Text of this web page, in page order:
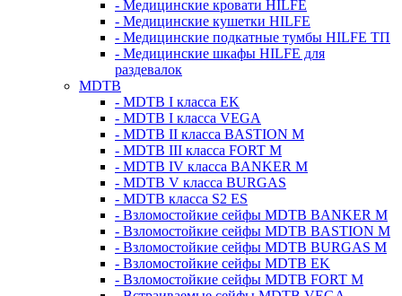
- Медицинские кровати HILFE
- Медицинские кушетки HILFE
- Медицинские подкатные тумбы HILFE ТП
- Медицинские шкафы HILFE для
раздевалок
MDTB
- MDTB I класса EK
- MDTB I класса VEGA
- MDTB II класса BASTION M
- MDTB III класса FORT M
- MDTB IV класса BANKER M
- MDTB V класса BURGAS
- MDTB класса S2 ES
- Взломостойкие сейфы MDTB BANKER M
- Взломостойкие сейфы MDTB BASTION M
- Взломостойкие сейфы MDTB BURGAS M
- Взломостойкие сейфы MDTB EK
- Взломостойкие сейфы MDTB FORT M